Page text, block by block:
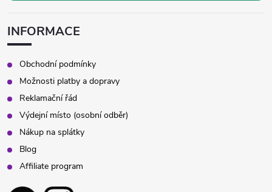
INFORMACE
Obchodní podmínky
Možnosti platby a dopravy
Reklamační řád
Výdejní místo (osobní odběr)
Nákup na splátky
Blog
Affiliate program